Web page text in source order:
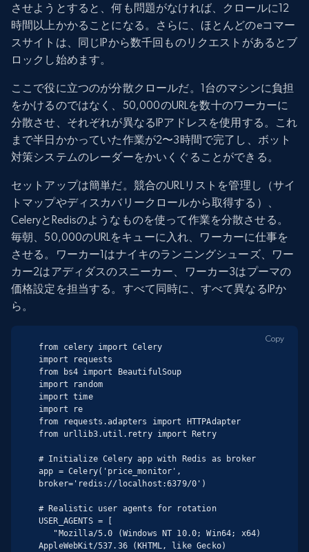
させようとすると、何も問題がなければ、クロールに12
時間以上かかることになる。さらに、ほとんどのeコマー
スサイトは、同じIPから数千回ものリクエストがあるとブ
ロックし始めます。
ここで役に立つのが分散クロールだ。1台のマシンに負担
をかけるのではなく、50,000のURLを数十のワーカーに
分散させ、それぞれが異なるIPアドレスを使用する。これ
まで半日かかっていた作業が2〜3時間で完了し、ボット
対策システムのレーダーをかいくぐることができる。
セットアップは簡単だ。競合のURLリストを管理し（サイ
トマップやディスカバリークロールから取得する）、
CeleryとRedisのようなものを使って作業を分散させる。
毎朝、50,000のURLをキューに入れ、ワーカーに仕事を
させる。ワーカー1はナイキのランニングシューズ、ワー
カー2はアディダスのスニーカー、ワーカー3はプーマの
価格設定を担当する。すべて同時に、すべて異なるIPか
ら。
from celery import Celery
import requests
from bs4 import BeautifulSoup
import random
import time
import re
from requests.adapters import HTTPAdapter
from urllib3.util.retry import Retry
# Initialize Celery app with Redis as broker
app = Celery('price_monitor',
broker='redis://localhost:6379/0')
# Realistic user agents for rotation
USER_AGENTS = [
AppleWebKit/537.36 (KHTML, like Gecko)
Copy